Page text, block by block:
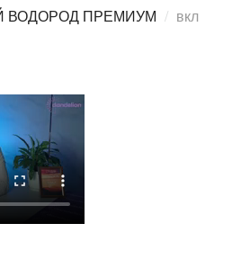
ВОДОРОД ПРЕМИУМ вкл